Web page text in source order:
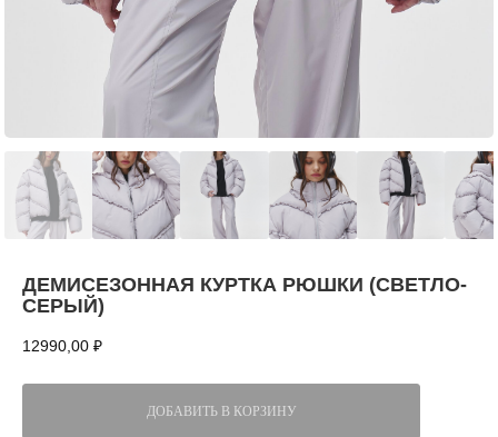
ДЕМИСЕЗОННАЯ КУРТКА РЮШКИ (СВЕТЛО-
СЕРЫЙ)
12990,00 ₽
ДОБАВИТЬ В КОРЗИНУ